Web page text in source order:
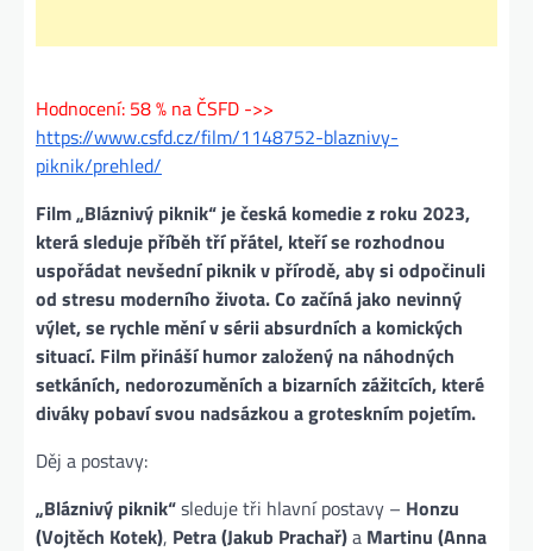
Hodnocení: 58 % na ČSFD ->>
https://www.csfd.cz/film/1148752-blaznivy-
piknik/prehled/
Film „Bláznivý piknik“ je česká komedie z roku 2023,
která sleduje příběh tří přátel, kteří se rozhodnou
uspořádat nevšední piknik v přírodě, aby si odpočinuli
od stresu moderního života. Co začíná jako nevinný
výlet, se rychle mění v sérii absurdních a komických
situací. Film přináší humor založený na náhodných
setkáních, nedorozuměních a bizarních zážitcích, které
diváky pobaví svou nadsázkou a groteskním pojetím.
Děj a postavy:
„Bláznivý piknik“sleduje tři hlavní postavy – Honzu
(Vojtěch Kotek), Petra (Jakub Prachař)a Martinu (Anna